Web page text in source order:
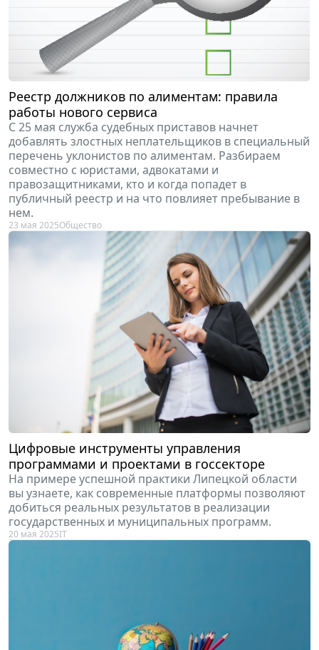
Реестр должников по алиментам: правила
работы нового сервиса
С 25 мая служба судебных приставов начнет
добавлять злостных неплательщиков в специальный
перечень уклонистов по алиментам. Разбираем
совместно с юристами, адвокатами и
правозащитниками, кто и когда попадет в
публичный реестр и на что повлияет пребывание в
нем.
23 мая 2025Общество
Цифровые инструменты управления
программами и проектами в госсекторе
На примере успешной практики Липецкой области
вы узнаете, как современные платформы позволяют
добиться реальных результатов в реализации
государственных и муниципальных программ.
20 мая 2025IT